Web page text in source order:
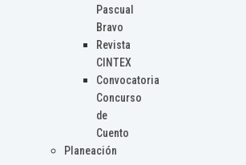
Pascual
Bravo
Revista
CINTEX
Convocatoria
Concurso
de
Cuento
Planeación